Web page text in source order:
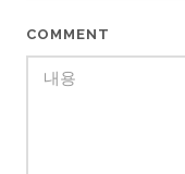
COMMENT